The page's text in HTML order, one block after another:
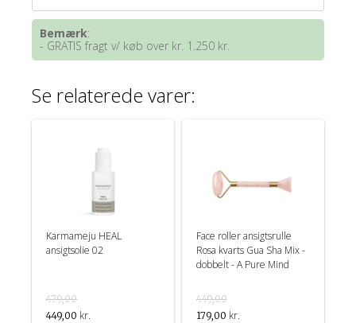
Bemærk:
- GRATIS fragt v/ køb over kr. 1.250 kr.
Se relaterede varer:
Karmameju HEAL
ansigtsolie 02
479,00
449,00 kr.
Face roller ansigtsrulle
Rosa kvarts Gua Sha Mix -
dobbelt - A Pure Mind
449,00
179,00 kr.